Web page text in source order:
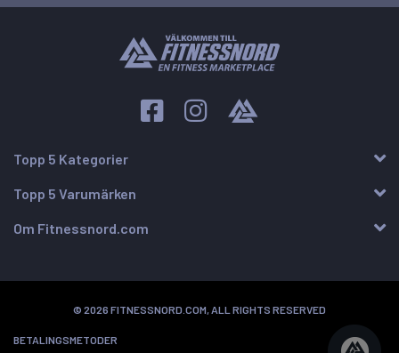
Topp 5 Kategorier
Topp 5 Varumärken
Om Fitnessnord.com
© 2026 FITNESSNORD.COM, ALL RIGHTS RESERVED
BETALINGSMETODER